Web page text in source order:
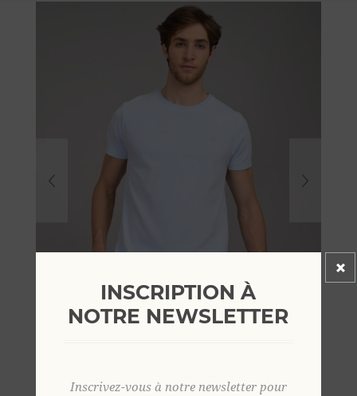
INSCRIPTION À
NOTRE NEWSLETTER
Inscrivez-vous à notre newsletter pour